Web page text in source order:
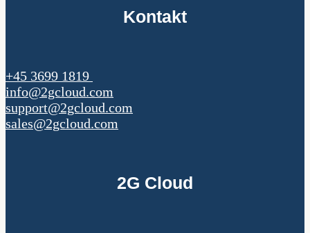
Kontakt
+45 3699 1819
info@2gcloud.com
support@2gcloud.com
sales@2gcloud.com
2G Cloud